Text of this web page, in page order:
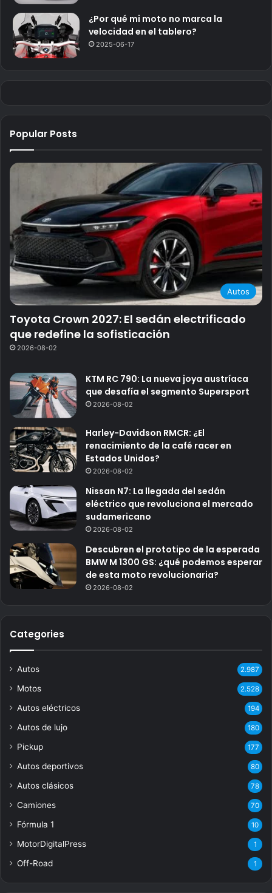
¿Por qué mi moto no marca la
velocidad en el tablero?
2025-06-17
Popular Posts
Autos
Toyota Crown 2027: El sedán electrificado
que redefine la sofisticación
2026-08-02
KTM RC 790: La nueva joya austríaca
que desafía el segmento Supersport
2026-08-02
Harley-Davidson RMCR: ¿El
renacimiento de la café racer en
Estados Unidos?
2026-08-02
Nissan N7: La llegada del sedán
eléctrico que revoluciona el mercado
sudamericano
2026-08-02
Descubren el prototipo de la esperada
BMW M 1300 GS: ¿qué podemos esperar
de esta moto revolucionaria?
2026-08-02
Categories
Autos 2.987
Motos 2.528
Autos eléctricos 194
Autos de lujo 180
Pickup 177
Autos deportivos 80
Autos clásicos 78
Camiones 70
Fórmula 1 10
MotorDigitalPress 1
Off-Road 1